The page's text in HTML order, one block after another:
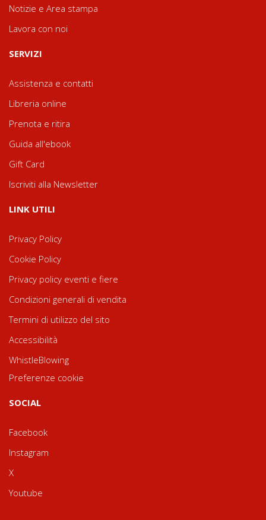
Notizie e Area stampa
Lavora con noi
SERVIZI
Assistenza e contatti
Libreria online
Prenota e ritira
Guida all'ebook
Gift Card
Iscriviti alla Newsletter
LINK UTILI
Privacy Policy
Cookie Policy
Privacy policy eventi e fiere
Condizioni generali di vendita
Termini di utilizzo del sito
Accessibilità
WhistleBlowing
Preferenze cookie
SOCIAL
Facebook
Instagram
X
Youtube